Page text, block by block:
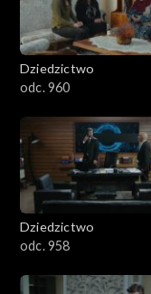
Dziedzictwo
odc. 960
Dziedzictwo
odc. 958